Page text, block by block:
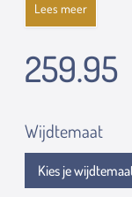
Lees meer
259.95
Wijdtemaat